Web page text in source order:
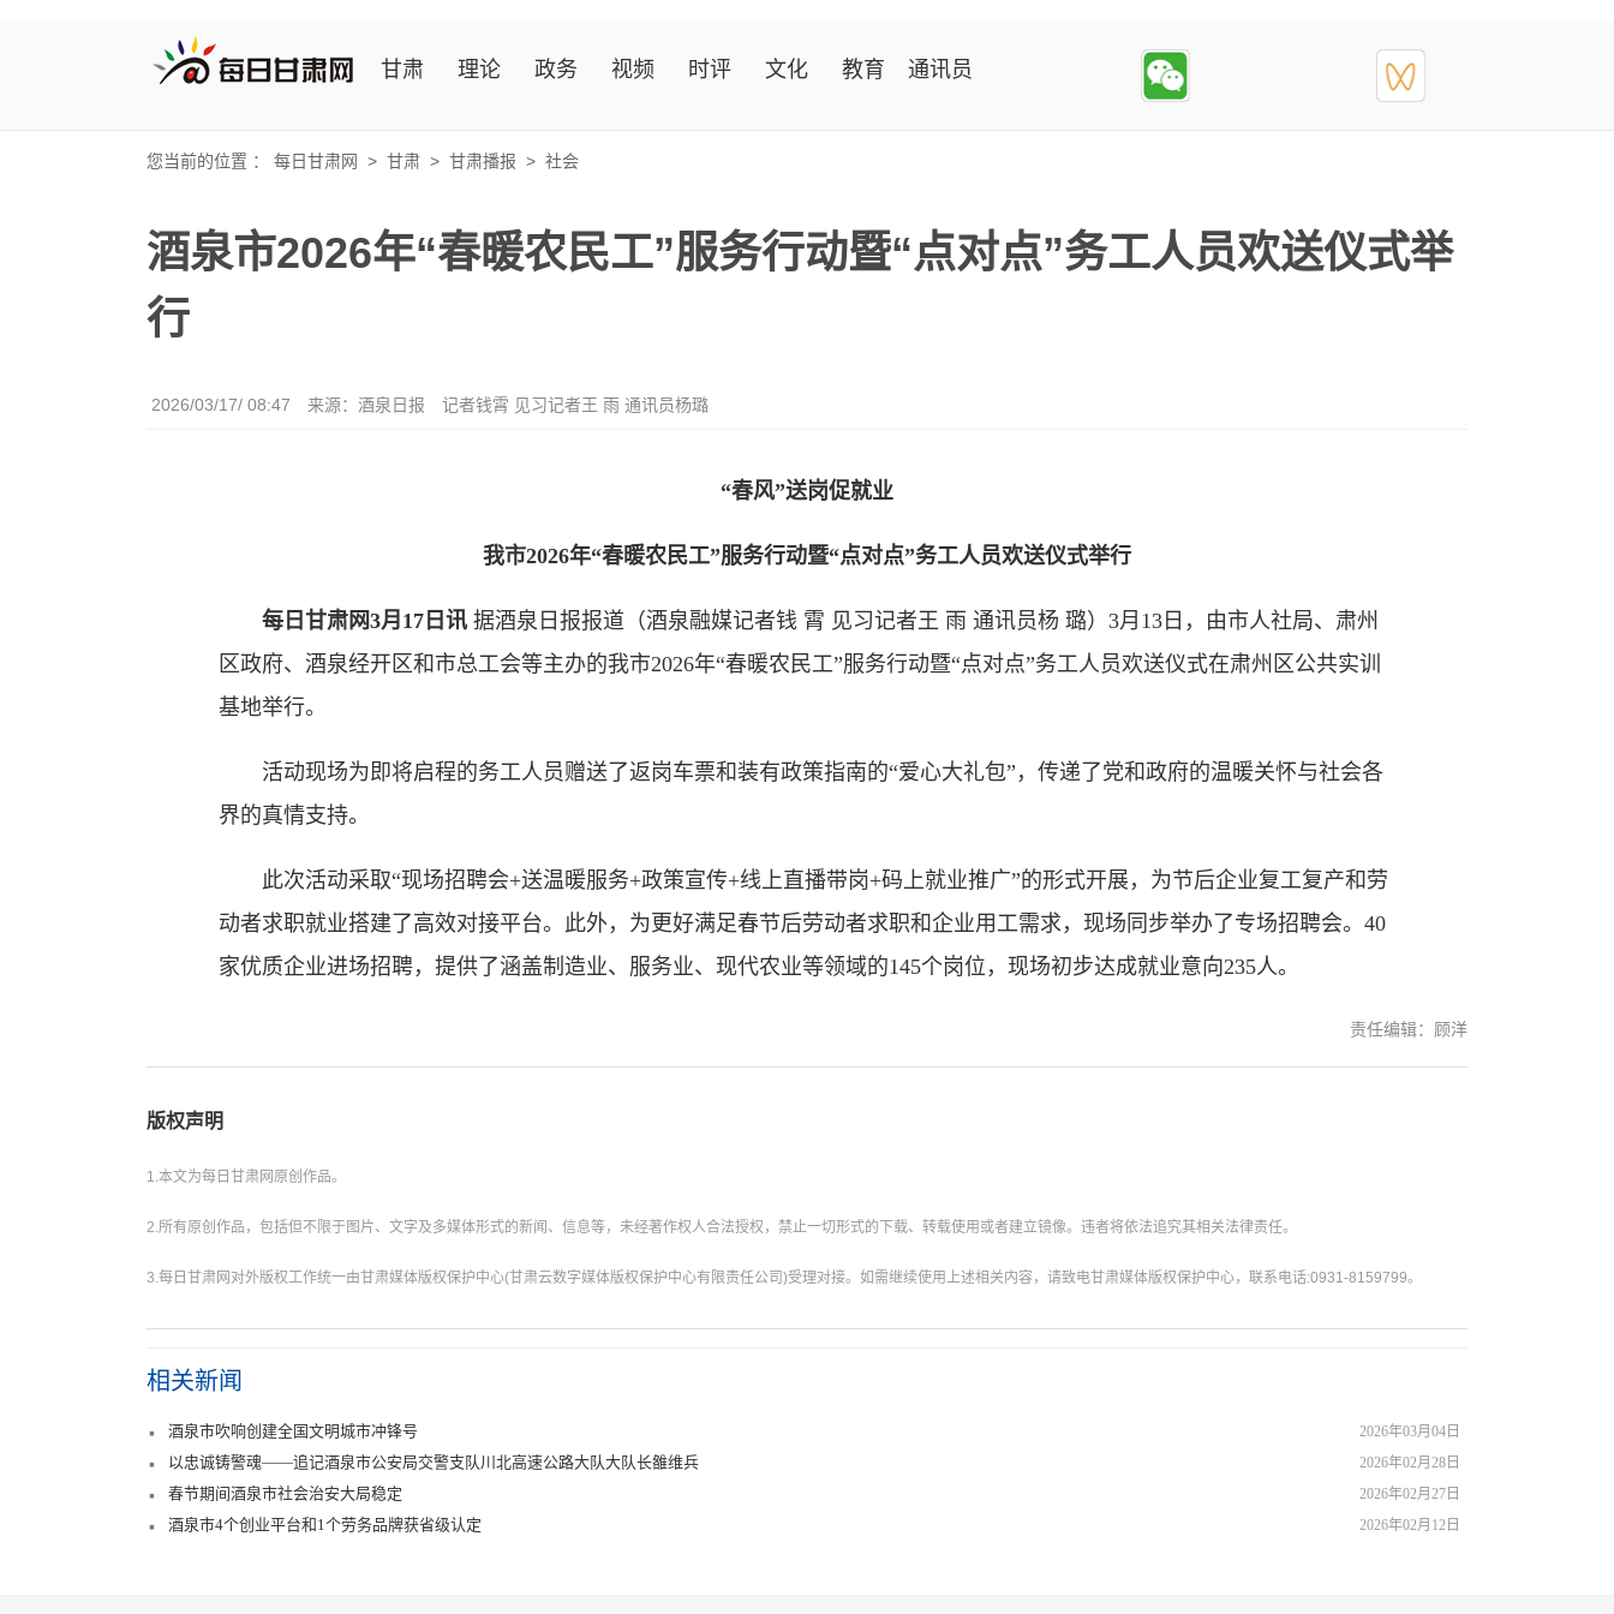
甘肃 理论 政务 视频 时评 文化 教育 通讯员
您当前的位置 ： 每日甘肃网 > 甘肃 > 甘肃播报 > 社会
酒泉市2026年“春暖农民工”服务行动暨“点对点”务工人员欢送仪式举
行
2026/03/17/ 08:47 来源：酒泉日报 记者钱霄 见习记者王 雨 通讯员杨璐
“春风”送岗促就业
我市2026年“春暖农民工”服务行动暨“点对点”务工人员欢送仪式举行
每日甘肃网3月17日讯 据酒泉日报报道（酒泉融媒记者钱 霄 见习记者王 雨 通讯员杨 璐）3月13日，由市人社局、肃州
区政府、酒泉经开区和市总工会等主办的我市2026年“春暖农民工”服务行动暨“点对点”务工人员欢送仪式在肃州区公共实训
基地举行。
活动现场为即将启程的务工人员赠送了返岗车票和装有政策指南的“爱心大礼包”，传递了党和政府的温暖关怀与社会各
界的真情支持。
此次活动采取“现场招聘会+送温暖服务+政策宣传+线上直播带岗+码上就业推广”的形式开展，为节后企业复工复产和劳
动者求职就业搭建了高效对接平台。此外，为更好满足春节后劳动者求职和企业用工需求，现场同步举办了专场招聘会。40
家优质企业进场招聘，提供了涵盖制造业、服务业、现代农业等领域的145个岗位，现场初步达成就业意向235人。
责任编辑：顾洋
版权声明
1.本文为每日甘肃网原创作品。
2.所有原创作品，包括但不限于图片、文字及多媒体形式的新闻、信息等，未经著作权人合法授权，禁止一切形式的下载、转载使用或者建立镜像。违者将依法追究其相关法律责任。
3.每日甘肃网对外版权工作统一由甘肃媒体版权保护中心(甘肃云数字媒体版权保护中心有限责任公司)受理对接。如需继续使用上述相关内容，请致电甘肃媒体版权保护中心，联系电话:0931-8159799。
相关新闻
2026年03月04日
酒泉市吹响创建全国文明城市冲锋号
2026年02月28日
以忠诚铸警魂——追记酒泉市公安局交警支队川北高速公路大队大队长雒维兵
2026年02月27日
春节期间酒泉市社会治安大局稳定
2026年02月12日
酒泉市4个创业平台和1个劳务品牌获省级认定